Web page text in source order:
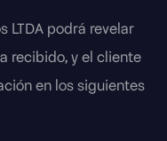
LTDA podrá revelar
recibido, y el cliente
en los siguientes